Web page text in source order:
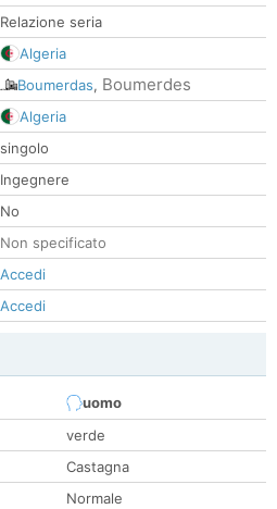
Relazione seria
Algeria
Boumerdas, Boumerdes
Algeria
singolo
Ingegnere
No
Non specificato
Accedi
Accedi
uomo
verde
Castagna
Normale